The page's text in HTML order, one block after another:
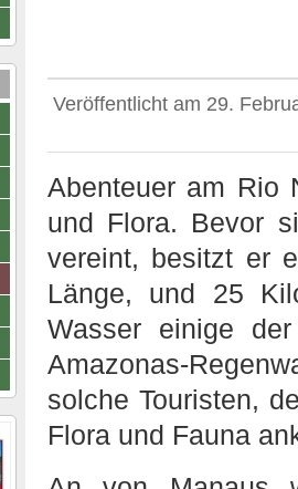
Veröffentlicht am 29.
Abenteuer am Rio
und Flora. Bevor
vereint, besitzt er
Länge, und 25
Wasser einige
Amazonas-
solche Touristen,
Flora und Fauna